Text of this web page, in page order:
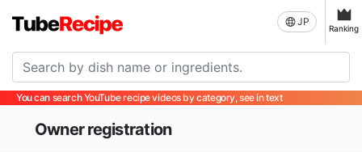
JP
Ranking
You can search YouTube recipe videos by category, see in text
Owner registration